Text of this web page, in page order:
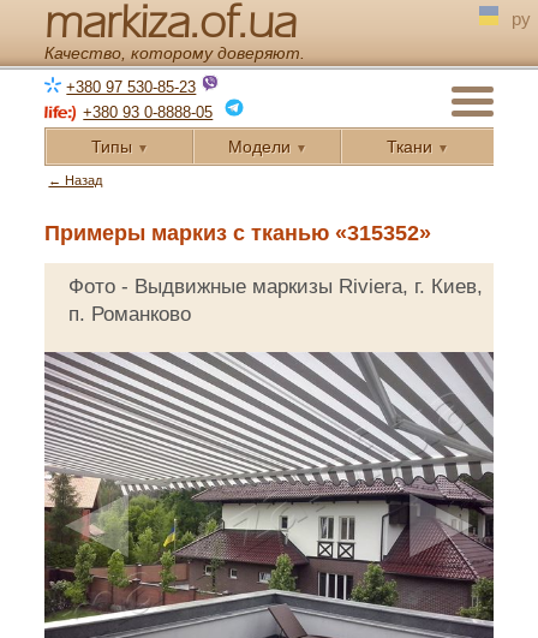
markiza.of.ua
Качество, которому доверяют.
ру
+380 97 530-85-23
+380 93 0-8888-05
Типы ▼ Модели ▼ Ткани ▼
← Назад
Примеры маркиз с тканью «315352»
Фото - Выдвижные маркизы Riviera, г. Киев,
п. Романково
◄ ►